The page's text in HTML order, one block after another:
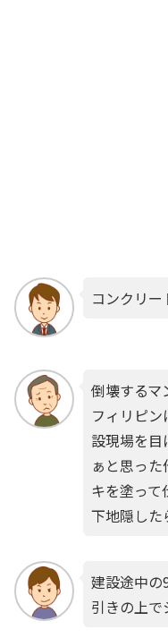
コンクリ
倒壊するマ
フィリピ
設現場を
ぁと思っ
キを塗って
下地隠した
建設途中の
引きの上で